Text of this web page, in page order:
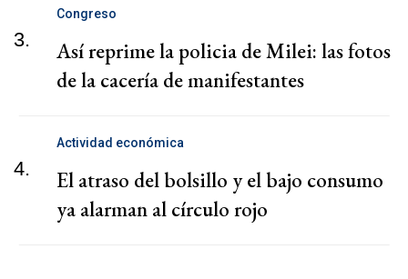
3.
Congreso
Así reprime la policia de Milei: las fotos
de la cacería de manifestantes
4.
Actividad económica
El atraso del bolsillo y el bajo consumo
ya alarman al círculo rojo